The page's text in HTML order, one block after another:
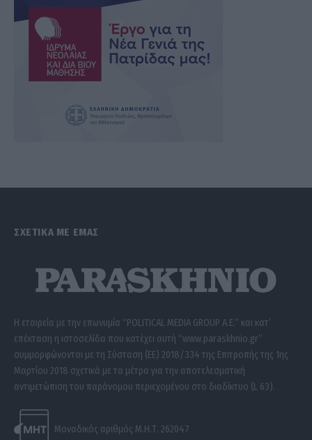
ΣΧΕΤΙΚΑ ΜΕ ΕΜΑΣ
Η εταιρεία με την επωνυμία “POLITICAL MEDIA GROUP A.E.” και κατ’
επέκταση η ιστοσελίδα που κατέχει αυτή “www.paraskhnio.gr”
συμμορφώνονται με τη Σύσταση (ΕΕ) 2018/334 της Επιτροπής της 1ης
Μαρτίου 2018 σχετικά με τα μέτρα για την αποτελεσματική
αντιμετώπιση του παράνομου περιεχομένου στο διαδίκτυο (L 63).
Μοναδικός αριθμός Μ.Η.Τ. 262047